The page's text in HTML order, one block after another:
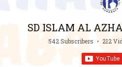
SD ISLAM AL
542 Subscribers • 212